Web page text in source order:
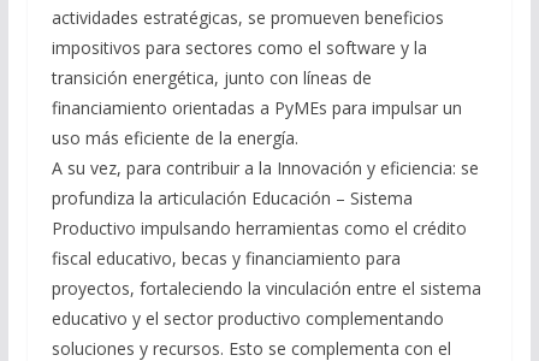
actividades estratégicas, se promueven beneficios
impositivos para sectores como el software y la
transición energética, junto con líneas de
financiamiento orientadas a PyMEs para impulsar un
uso más eficiente de la energía.
A su vez, para contribuir a la Innovación y eficiencia: se
profundiza la articulación Educación – Sistema
Productivo impulsando herramientas como el crédito
fiscal educativo, becas y financiamiento para
proyectos, fortaleciendo la vinculación entre el sistema
educativo y el sector productivo complementando
soluciones y recursos. Esto se complementa con el